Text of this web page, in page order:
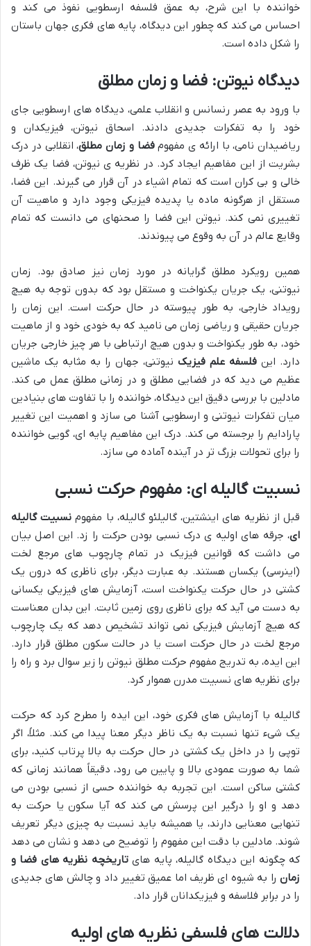
خواننده با این شرح، به عمق فلسفه ارسطویی نفوذ می کند و
احساس می کند که چطور این دیدگاه، پایه های فکری جهان باستان
را شکل داده است.
دیدگاه نیوتن: فضا و زمان مطلق
با ورود به عصر رنسانس و انقلاب علمی، دیدگاه های ارسطویی جای
خود را به تفکرات جدیدی دادند. اسحاق نیوتن، فیزیکدان و
ریاضیدان نامی، با ارائه ی مفهومفضا و زمان مطلق، انقلابی در درک
بشریت از این مفاهیم ایجاد کرد. در نظریه ی نیوتن، فضا یک ظرف
خالی و بی کران است که تمام اشیاء در آن قرار می گیرند. این فضا،
مستقل از هرگونه ماده یا پدیده فیزیکی وجود دارد و ماهیت آن
تغییری نمی کند. نیوتن این فضا را صحنهای می دانست که تمام
وقایع عالم در آن به وقوع می پیوندند.
همین رویکرد مطلق گرایانه در مورد زمان نیز صادق بود. زمان
نیوتنی، یک جریان یکنواخت و مستقل بود که بدون توجه به هیچ
رویداد خارجی، به طور پیوسته در حال حرکت است. این زمان را
جریان حقیقی و ریاضی زمان می نامید که به خودی خود و از ماهیت
خود، به طور یکنواخت و بدون هیچ ارتباطی با هر چیز خارجی جریان
دارد. این فلسفه علم فیزیک نیوتنی، جهان را به مثابه یک ماشین
عظیم می دید که در فضایی مطلق و در زمانی مطلق عمل می کند.
مادلین با بررسی دقیق این دیدگاه، خواننده را با تفاوت های بنیادین
میان تفکرات نیوتنی و ارسطویی آشنا می سازد و اهمیت این تغییر
پارادایم را برجسته می کند. درک این مفاهیم پایه ای، گویی خواننده
را برای تحولات بزرگ تر در آینده آماده می سازد.
نسبیت گالیله ای: مفهوم حرکت نسبی
قبل از نظریه های اینشتین، گالیلئو گالیله، با مفهوم نسبیت گالیله
ای، جرقه های اولیه ی درک نسبی بودن حرکت را زد. این اصل بیان
می داشت که قوانین فیزیک در تمام چارچوب های مرجع لخت
(اینرسی) یکسان هستند. به عبارت دیگر، برای ناظری که درون یک
کشتی در حال حرکت یکنواخت است، آزمایش های فیزیکی یکسانی
به دست می آید که برای ناظری روی زمین ثابت. این بدان معناست
که هیچ آزمایش فیزیکی نمی تواند تشخیص دهد که یک چارچوب
مرجع لخت در حال حرکت است یا در حالت سکون مطلق قرار دارد.
این ایده، به تدریج مفهوم حرکت مطلق نیوتن را زیر سوال برد و راه را
برای نظریه های نسبیت مدرن هموار کرد.
گالیله با آزمایش های فکری خود، این ایده را مطرح کرد که حرکت
یک شیء تنها نسبت به یک ناظر دیگر معنا پیدا می کند. مثلاً، اگر
توپی را در داخل یک کشتی در حال حرکت به بالا پرتاب کنید، برای
شما به صورت عمودی بالا و پایین می رود، دقیقاً همانند زمانی که
کشتی ساکن است. این تجربه به خواننده حسی از نسبی بودن می
دهد و او را درگیر این پرسش می کند که آیا سکون یا حرکت به
تنهایی معنایی دارند، یا همیشه باید نسبت به چیزی دیگر تعریف
شوند. مادلین با دقت این مفهوم را توضیح می دهد و نشان می دهد
که چگونه این دیدگاه گالیله، پایه هایتاریخچه نظریه های فضا و
زمان را به شیوه ای ظریف اما عمیق تغییر داد و چالش های جدیدی
را در برابر فلاسفه و فیزیکدانان قرار داد.
دلالت های فلسفی نظریه های اولیه